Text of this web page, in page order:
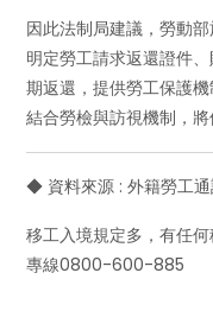
因此法制局建議，勞動
明定勞工請求返還證件
期返還，提供勞工保護
結合勞檢與訪視機制，將
◆ 資料來源 : 外籍勞工
移工入境規定多，有任
專線0800-600-885